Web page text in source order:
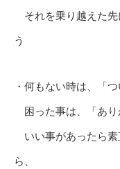
それを乗り越えた先
う
・何もない時は、「
困った事は、「あり
いい事があったら素
ら、